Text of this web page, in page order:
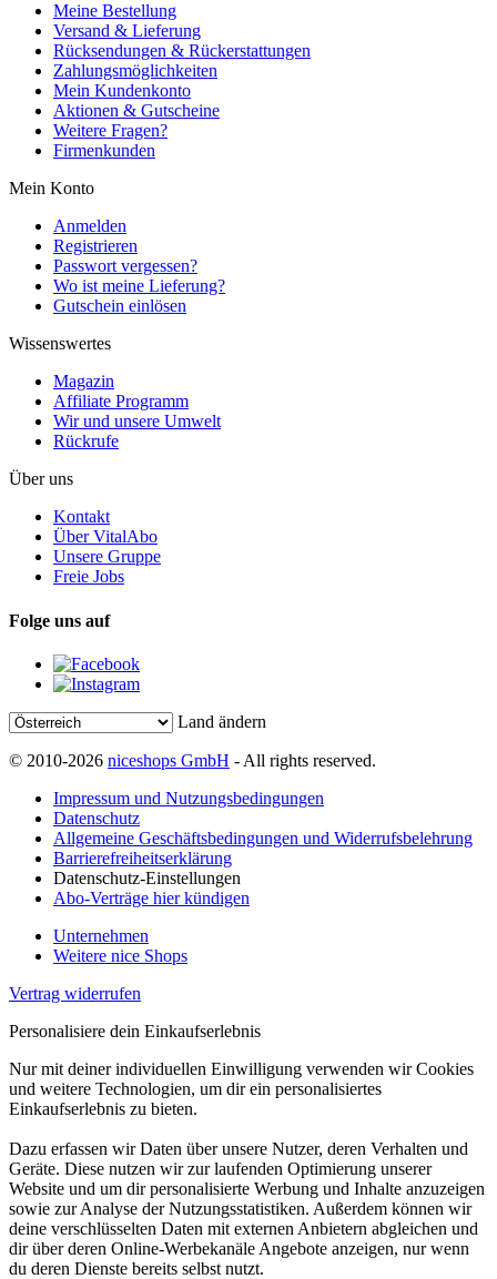
Meine Bestellung
Versand & Lieferung
Rücksendungen & Rückerstattungen
Zahlungsmöglichkeiten
Mein Kundenkonto
Aktionen & Gutscheine
Weitere Fragen?
Firmenkunden
Mein Konto
Anmelden
Registrieren
Passwort vergessen?
Wo ist meine Lieferung?
Gutschein einlösen
Wissenswertes
Magazin
Affiliate Programm
Wir und unsere Umwelt
Rückrufe
Über uns
Kontakt
Über VitalAbo
Unsere Gruppe
Freie Jobs
Folge uns auf
Land ändern
© 2010-2026 niceshops GmbH - All rights reserved.
Impressum und Nutzungsbedingungen
Datenschutz
Allgemeine Geschäftsbedingungen und Widerrufsbelehrung
Barrierefreiheitserklärung
Datenschutz-Einstellungen
Abo-Verträge hier kündigen
Unternehmen
Weitere nice Shops
Vertrag widerrufen
Personalisiere dein Einkaufserlebnis
Nur mit deiner individuellen Einwilligung verwenden wir Cookies
und weitere Technologien, um dir ein personalisiertes
Einkaufserlebnis zu bieten.
Dazu erfassen wir Daten über unsere Nutzer, deren Verhalten und
Geräte. Diese nutzen wir zur laufenden Optimierung unserer
Website und um dir personalisierte Werbung und Inhalte anzuzeigen
sowie zur Analyse der Nutzungsstatistiken. Außerdem können wir
deine verschlüsselten Daten mit externen Anbietern abgleichen und
dir über deren Online-Werbekanäle Angebote anzeigen, nur wenn
du deren Dienste bereits selbst nutzt.